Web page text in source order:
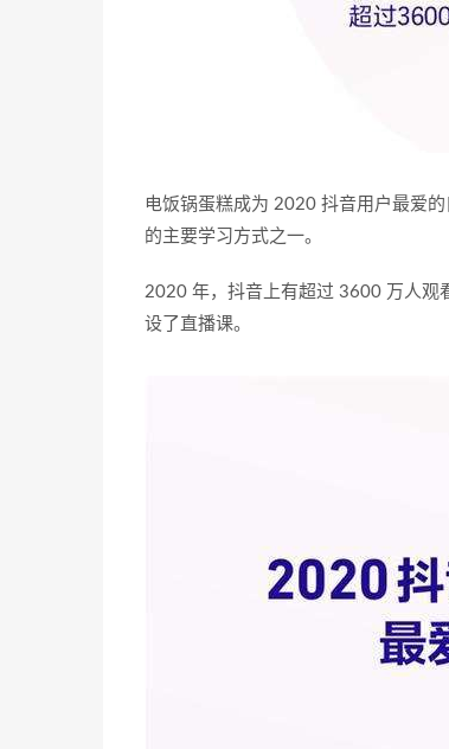
电饭锅蛋糕成为 2020 抖音用户最爱
的主要学习方式之一。
2020 年，抖音上有超过 3600 万人观
设了直播课。